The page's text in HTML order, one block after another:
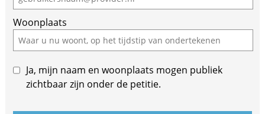
Woonplaats
Ja, mijn naam en woonplaats mogen publiek
zichtbaar zijn onder de petitie.